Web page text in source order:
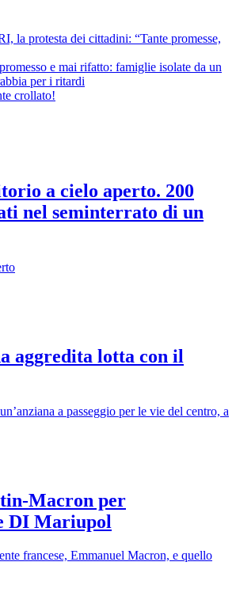
la protesta dei cittadini: “Tante promesse,
e mai rifatto: famiglie isolate da un
per i ritardi
crollato!
a cielo aperto. 200
nel seminterrato di un
aggredita lotta con il
a passeggio per le vie del centro, a
Macron per
DI Mariupol
francese, Emmanuel Macron, e quello